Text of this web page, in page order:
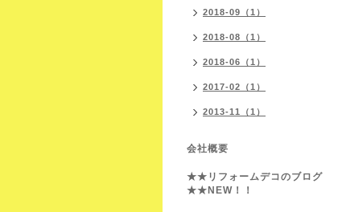
2018-09（1）
2018-08（1）
2018-06（1）
2017-02（1）
2013-11（1）
会社概要
★★リフォームデコのブログ
★★NEW！！